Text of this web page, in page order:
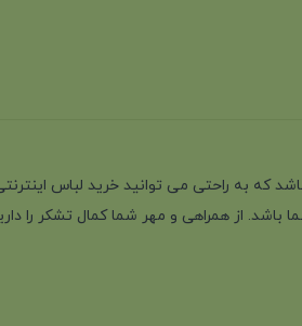
رشت می باشد که به راحتی می توانید خرید لباس
از همراهی و مهر شما کمال تشکر را